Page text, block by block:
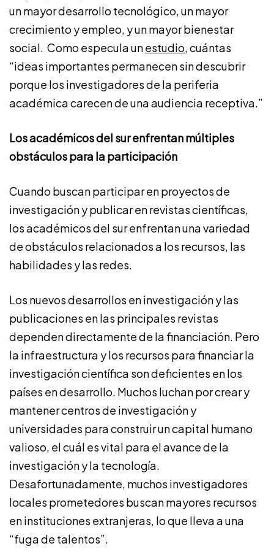
un mayor desarrollo tecnológico, un mayor
crecimiento y empleo, y un mayor bienestar
social. Como especula unestudio, cuántas
“ideas importantes permanecen sin descubrir
porque los investigadores de la periferia
académica carecen de una audiencia receptiva.”
Los académicos del sur enfrentan múltiples
obstáculos para la participación
Cuando buscan participar en proyectos de
investigación y publicar en revistas científicas,
los académicos del sur enfrentan una variedad
de obstáculos relacionados a los recursos, las
habilidades y las redes.
Los nuevos desarrollos en investigación y las
publicaciones en las principales revistas
dependen directamente de la financiación. Pero
la infraestructura y los recursos para financiar la
investigación científica son deficientes en los
países en desarrollo. Muchos luchan por crear y
mantener centros de investigación y
universidades para construir un capital humano
valioso, el cuál es vital para el avance de la
investigación y la tecnología.
Desafortunadamente, muchos investigadores
locales prometedores buscan mayores recursos
en instituciones extranjeras, lo que lleva a una
“fuga de talentos”.